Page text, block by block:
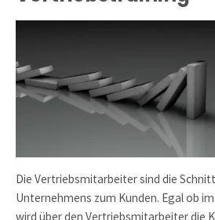
Die Vertriebsmitarbeiter sind die
Unternehmens zum Kunden. Egal ob
wird über den Vertriebsmitarbeiter die